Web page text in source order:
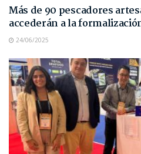
Más de 90 pescadores
accederán a la
24/06/2025